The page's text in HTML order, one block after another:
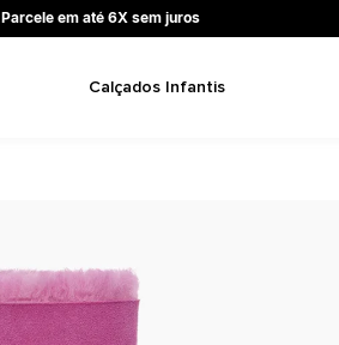
Parcele em até 6X sem juros
Calçados Infantis